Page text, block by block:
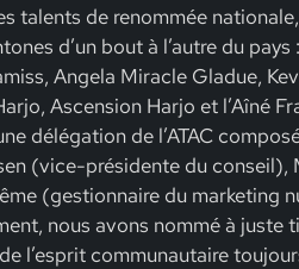
talents de renommée
d’un bout à l’autre du pays
Angela Miracle Gladue,
Ascension Harjo et l’Aîné
délégation de l’ATAC
(vice-présidente du conseil),
(gestionnaire du marketing
nous avons nommé à juste
l’esprit communautaire